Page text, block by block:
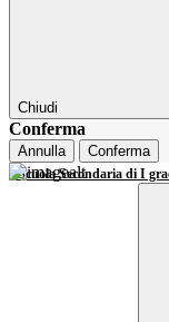
Chiudi
Conferma
Annulla Conferma
Scuola Secondaria di I